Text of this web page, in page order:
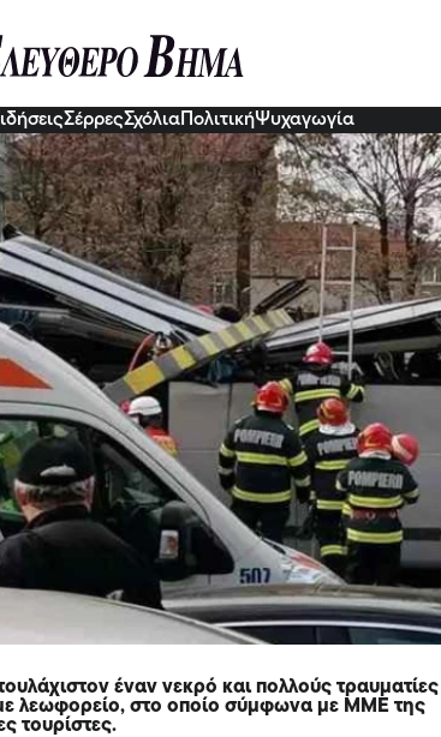
ΣέρρεςΣχόλια ΠολιτικήΨυχαγωγία
με λεωφορείο με 47
έναν νεκρό και πολλούς τραυματίες
λεωφορείο, στο οποίο σύμφωνα με ΜΜΕ της
τουρίστες.